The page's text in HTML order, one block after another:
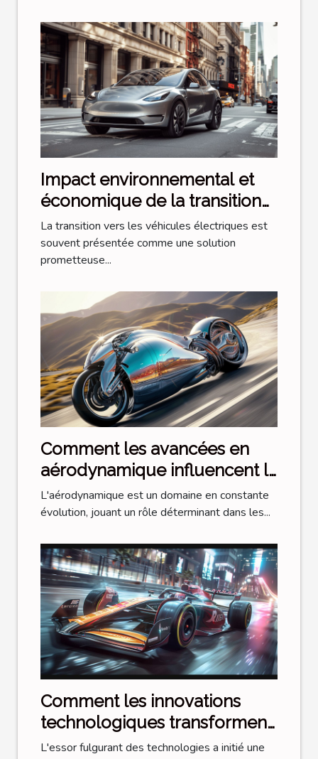
Impact environnemental et
économique de la transition
vers les véhicules électriques
La transition vers les véhicules électriques est
souvent présentée comme une solution
prometteuse...
Comment les avancées en
aérodynamique influencent la
vitesse des motos modernes
L'aérodynamique est un domaine en constante
évolution, jouant un rôle déterminant dans les...
Comment les innovations
technologiques transforment
les compétitions de sports
L'essor fulgurant des technologies a initié une